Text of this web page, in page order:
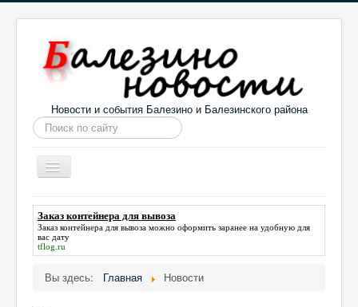
Новости и события Балезино и Балезинского района
Искать...
Toggle
Navigation
Главная
Погода в Балезино Новости
Информация
Заказ контейнера для вывоза
Заказ контейнера для вывоза можно оформить заранее на удобную для
вас дату
tflog.ru
Вы здесь: Главная Новости